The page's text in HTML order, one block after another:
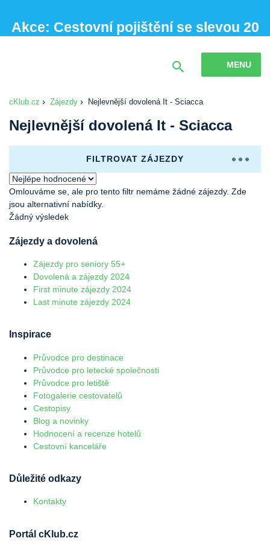
Akce: Cestovní pojištění se slevou 20
MENU
cKlub.cz Zájezdy Nejlevnější dovolená It - Sciacca
Nejlevnější dovolená It - Sciacca
FILTROVAT ZÁJEZDY
Omlouváme se, ale pro tento filtr nemáme žádné zájezdy. Zde
jsou alternativní nabídky.
Žádný výsledek
Zájezdy a dovolená
Zájezdy pro seniory 55+
Dovolená a zájezdy 2024
First minute zájezdy 2024
Last minute zájezdy 2024
Inspirace
Průvodce pro destinace
Průvodce pro letecké společnosti
Průvodce pro letiště
Fotogalerie cestovatelů
Cestopisy
Blog a novinky
Hodnocení a recenze hotelů
Cestovní kanceláře
Důležité odkazy
Kontakty
Portál cKlub.cz